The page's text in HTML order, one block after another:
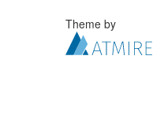
Theme by